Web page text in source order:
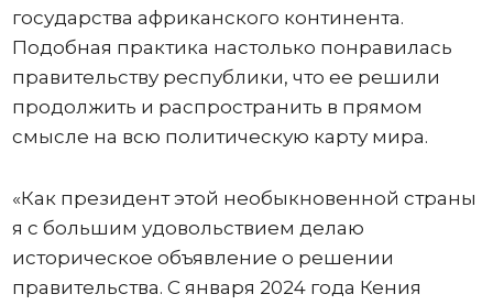
государства африканского континента.
Подобная практика настолько понравилась
правительству республики, что ее решили
продолжить и распространить в прямом
смысле на всю политическую карту мира.
«Как президент этой необыкновенной страны
я с большим удовольствием делаю
историческое объявление о решении
правительства. С января 2024 года Кения